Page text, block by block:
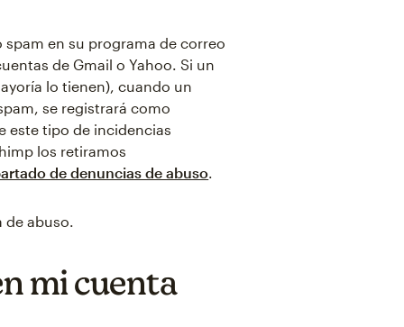
en su programa de correo
de Gmail o Yahoo. Si un
lo tienen), cuando un
se registrará como
este tipo de incidencias
los retiramos
de denuncias de abuso.
de abuso.
mi cuenta